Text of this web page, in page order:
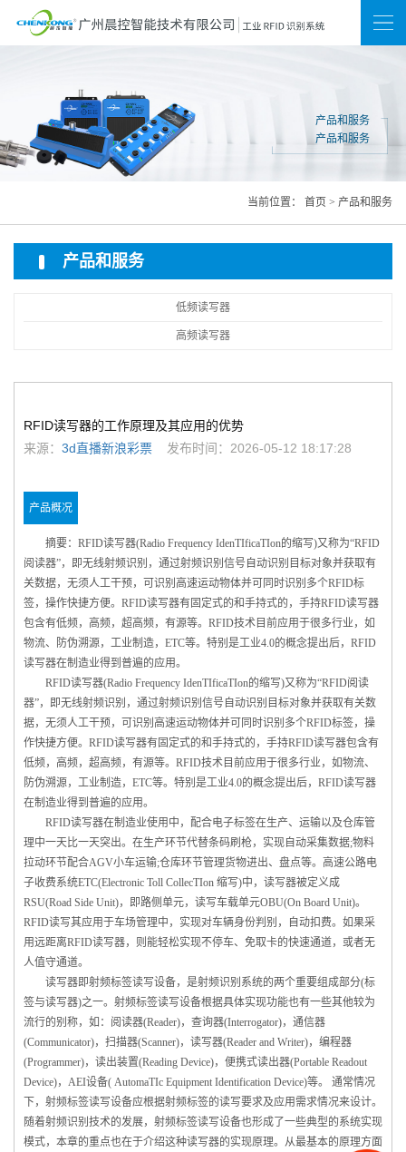
新闻
网站地图
产品和服务
产品和服务
当前位置： 首页 > 产品和服务
产品和服务
低频读写器
高频读写器
RFID读写器的工作原理及其应用的优势
来源： 3d直播新浪彩票 发布时间：2026-05-12 18:17:28
产品概况
摘要：RFID读写器(Radio Frequency IdenTIficaTIon的缩写)又称为“RFID
阅读器”，即无线射频识别，通过射频识别信号自动识别目标对象并获取有
关数据，无须人工干预，可识别高速运动物体并可同时识别多个RFID标
签，操作快捷方便。RFID读写器有固定式的和手持式的，手持RFID读写器
包含有低频，高频，超高频，有源等。RFID技术目前应用于很多行业，如
物流、防伪溯源，工业制造，ETC等。特别是工业4.0的概念提出后，RFID
读写器在制造业得到普遍的应用。
RFID读写器(Radio Frequency IdenTIficaTIon的缩写)又称为“RFID阅读
器”，即无线射频识别，通过射频识别信号自动识别目标对象并获取有关数
据，无须人工干预，可识别高速运动物体并可同时识别多个RFID标签，操
作快捷方便。RFID读写器有固定式的和手持式的，手持RFID读写器包含有
低频，高频，超高频，有源等。RFID技术目前应用于很多行业，如物流、
防伪溯源，工业制造，ETC等。特别是工业4.0的概念提出后，RFID读写器
在制造业得到普遍的应用。
RFID读写器在制造业使用中，配合电子标签在生产、运输以及仓库管
理中一天比一天突出。在生产环节代替条码刷枪，实现自动采集数据;物料
拉动环节配合AGV小车运输;仓库环节管理货物进出、盘点等。高速公路电
子收费系统ETC(Electronic Toll CollecTIon 缩写)中，读写器被定义成
RSU(Road Side Unit)，即路侧单元，读写车载单元OBU(On Board Unit)。
RFID读写其应用于车场管理中，实现对车辆身份判别，自动扣费。如果采
用远距离RFID读写器，则能轻松实现不停车、免取卡的快速通道，或者无
人值守通道。
读写器即射频标签读写设备，是射频识别系统的两个重要组成部分(标
签与读写器)之一。射频标签读写设备根据具体实现功能也有一些其他较为
流行的别称，如：阅读器(Reader)，查询器(Interrogator)，通信器
(Communicator)，扫描器(Scanner)，读写器(Reader and Writer)，编程器
(Programmer)，读出装置(Reading Device)，便携式读出器(Portable Readout
Device)，AEI设备( AutomaTIc Equipment Identification Device)等。 通常情况
下，射频标签读写设备应根据射频标签的读写要求及应用需求情况来设计。
随着射频识别技术的发展，射频标签读写设备也形成了一些典型的系统实现
模式，本章的重点也在于介绍这种读写器的实现原理。从最基本的原理方面